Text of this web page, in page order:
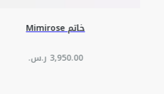
خاتم Mimirose
‏3,950.00 ر.س.‏